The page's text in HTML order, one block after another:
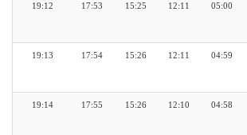
05:00
12:11
15:25
17:53
19:12
04:59
12:11
15:26
17:54
19:13
04:58
12:10
15:26
17:55
19:14